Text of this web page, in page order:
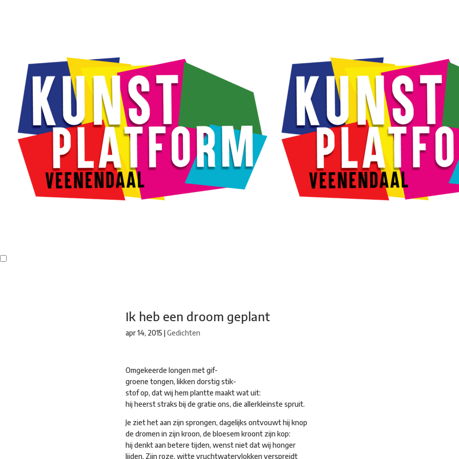
Ik heb een droom geplant
apr 14, 2015 |Gedichten
Omgekeerde longen met gif-
groene tongen, likken dorstig stik-
stof op, dat wij hem plantte maakt wat uit:
hij heerst straks bij de gratie ons, die allerkleinste spruit.
Je ziet het aan zijn sprongen, dagelijks ontvouwt hij knop
de dromen in zijn kroon, de bloesem kroont zijn kop:
hij denkt aan betere tijden, wenst niet dat wij honger
lijden. Zijn roze, witte vruchtwatervlokken verspreidt